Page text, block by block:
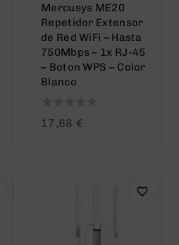
Mercusys ME20
Repetidor Extensor
de Red WiFi – Hasta
750Mbps – 1x RJ-45
– Boton WPS – Color
Blanco
017,68 €